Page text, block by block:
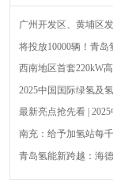
广州开发区、黄埔区
将投放10000辆！青
西南地区首套220kW
2025中国国际绿氢及
间不容错过！
最新亮点抢先看 |
南充：给予加氢站每
青岛氢能新跨越：海
全球首台套！240吨